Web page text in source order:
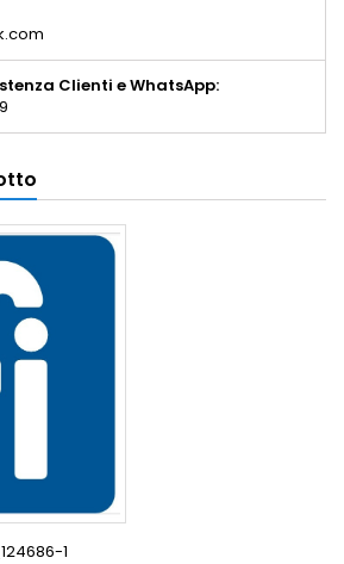
Clienti e WhatsApp:
1